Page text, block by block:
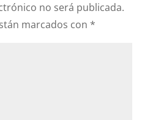
no será publicada.
marcados con *